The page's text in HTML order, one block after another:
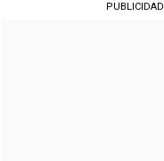
PUBLICIDAD